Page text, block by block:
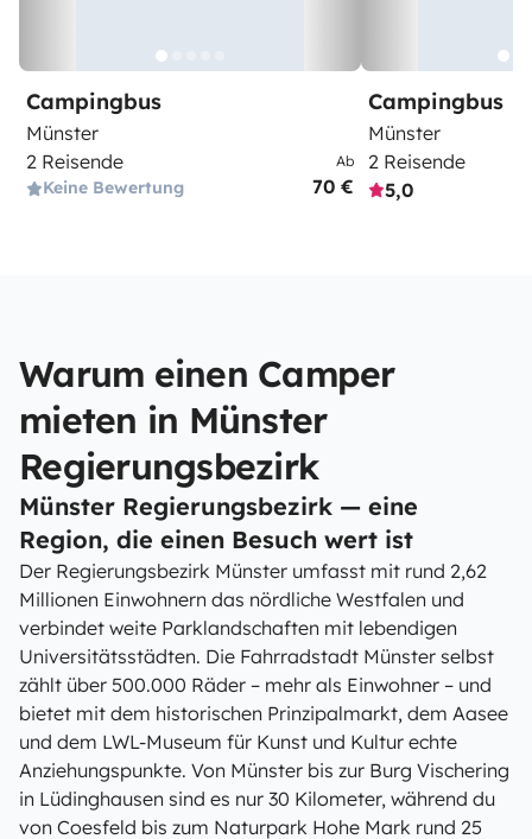
Campingbus
Münster
2 Reisende
Keine Bewertung
Ab
70 €
Campingbus
Münster
2 Reisende
5,0
Warum einen Camper
mieten in Münster
Regierungsbezirk
Münster Regierungsbezirk — eine
Region, die einen Besuch wert ist
Der Regierungsbezirk Münster umfasst mit rund 2,62
Millionen Einwohnern das nördliche Westfalen und
verbindet weite Parklandschaften mit lebendigen
Universitätsstädten. Die Fahrradstadt Münster selbst
zählt über 500.000 Räder – mehr als Einwohner – und
bietet mit dem historischen Prinzipalmarkt, dem Aasee
und dem LWL-Museum für Kunst und Kultur echte
Anziehungspunkte. Von Münster bis zur Burg Vischering
in Lüdinghausen sind es nur 30 Kilometer, während du
von Coesfeld bis zum Naturpark Hohe Mark rund 25